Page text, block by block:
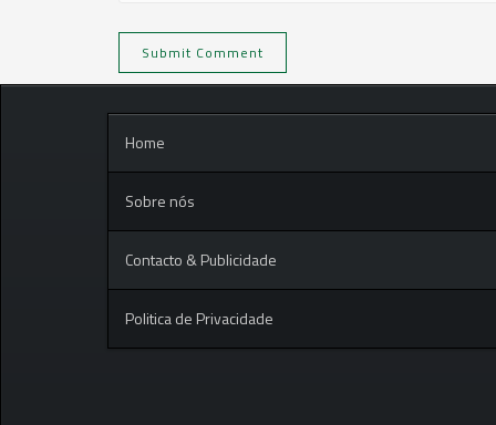
Home
Sobre nós
Contacto & Publicidade
Politica de Privacidade